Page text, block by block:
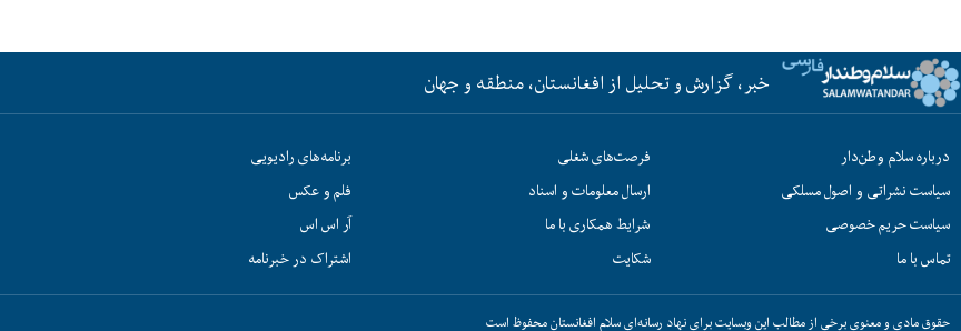
خبر، گزارش و تحلیل از افغانستان، منطقه و جهان
درباره سلام وطن‌دار
سیاست نشراتی و اصول مسلکی
سیاست حریم خصوصی
تماس با ما
فرصت‌های شغلی
ارسال معلومات و اسناد
شرایط همکاری با ما
شکایت
برنامه‌های رادیویی
فلم و عکس
آر اس اس
اشتراک در خبرنامه
حقوق مادی و معنوی برخی از مطالب این وبسایت برای نهاد رسانه‌ای سلام افغانستان محفوظ است